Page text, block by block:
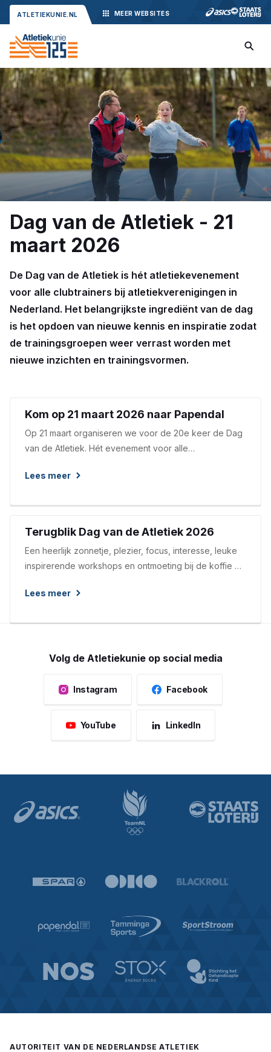
ATLETIEKUNIE.NL MEER WEBSITES
Dag van de Atletiek - 21
maart 2026
De Dag van de Atletiek is hét atletiekevenement
voor alle clubtrainers bij atletiekverenigingen in
Nederland. Het belangrijkste ingrediënt van de dag
is het opdoen van nieuwe kennis en inspiratie zodat
de trainingsgroepen weer verrast worden met
nieuwe inzichten en trainingsvormen.
Kom op 21 maart 2026 naar Papendal
Op 21 maart organiseren we voor de 20e keer de Dag
van de Atletiek. Hét evenement voor alle
Omdat jij wekelijks, in weer en wind, jouw
houden.
Lees meer
Terugblik Dag van de Atletiek 2026
Een heerlijk zonnetje, plezier, focus, interesse, leuke
inspirerende workshops en ontmoeting bij de koffie &
die ervoor hebben gezorgd dat er afgelopen
Sportcentrum Papendal tijdens de 20e editie van de
Lees meer
Volg de Atletiekunie op social media
Instagram Facebook
YouTube LinkedIn
AUTORITEIT VAN DE NEDERLANDSE ATLETIEK